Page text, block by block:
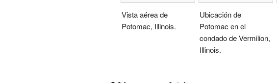
Vista aérea de
Potomac, Illinois.
Ubicación de
Potomac en el
condado de Vermilion,
Illinois.